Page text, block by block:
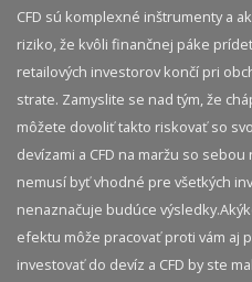
CFD sú komplexné inštrumenty a
riziko, že kvôli finančnej páke
retailových investorov končí pri
strate. Zamyslite se nad tým, že
môžete dovoliť takto riskovať so
devízami a CFD na maržu so
nemusí byť vhodné pre všetkých
nenaznačuje budúce výsledky.​
efektu môže pracovať proti vám aj
investovať do devíz a CFD by ste